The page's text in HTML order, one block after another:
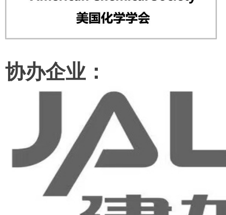
协办企业：